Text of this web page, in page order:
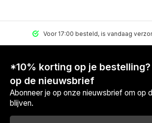
Voor 17:00 besteld, is vandaag
*10% korting op je
op de nieuwsbrief
Abonneer je op onze nieuwsbrief om op
blijven.